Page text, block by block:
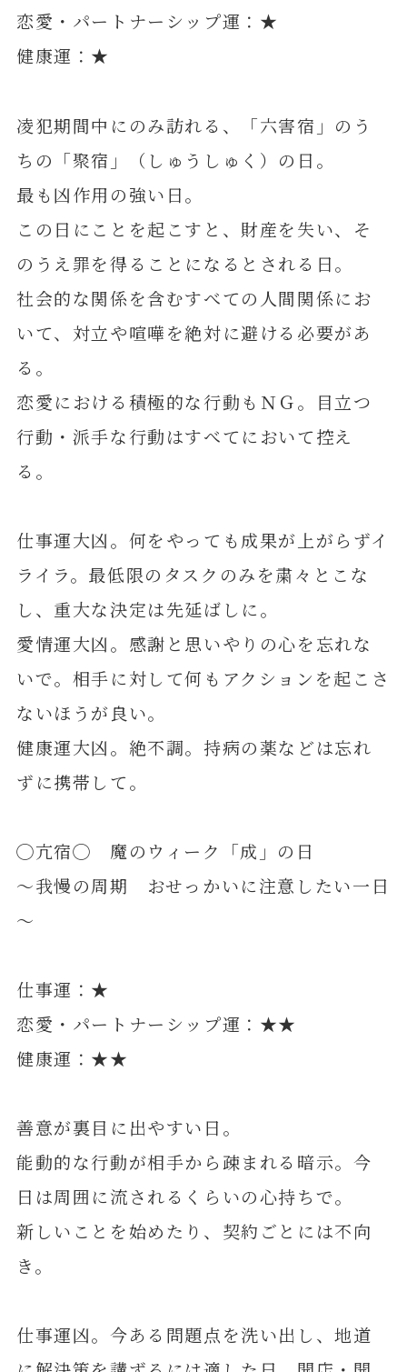
恋愛・パートナーシップ運：★
健康運：★
凌犯期間中にのみ訪れる、「六害宿」のう
ちの「聚宿」（しゅうしゅく）の日。
最も凶作用の強い日。
この日にことを起こすと、財産を失い、そ
のうえ罪を得ることになるとされる日。
社会的な関係を含むすべての人間関係にお
いて、対立や喧嘩を絶対に避ける必要があ
る。
恋愛における積極的な行動もＮＧ。目立つ
行動・派手な行動はすべてにおいて控え
る。
仕事運大凶。何をやっても成果が上がらずイ
ライラ。最低限のタスクのみを粛々とこな
し、重大な決定は先延ばしに。
愛情運大凶。感謝と思いやりの心を忘れな
いで。相手に対して何もアクションを起こさ
ないほうが良い。
健康運大凶。絶不調。持病の薬などは忘れ
ずに携帯して。
◯亢宿◯ 魔のウィーク「成」の日
～我慢の周期 おせっかいに注意したい一日
～
仕事運：★
恋愛・パートナーシップ運：★★
健康運：★★
善意が裏目に出やすい日。
能動的な行動が相手から疎まれる暗示。今
日は周囲に流されるくらいの心持ちで。
新しいことを始めたり、契約ごとには不向
き。
仕事運凶。今ある問題点を洗い出し、地道